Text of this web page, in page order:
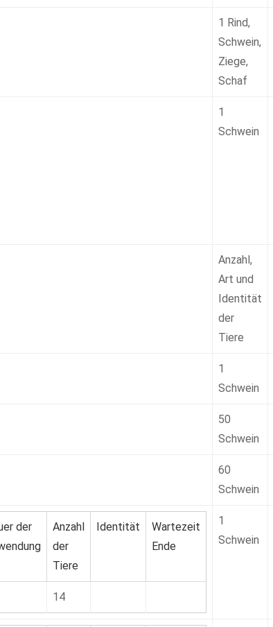
1 Rind,
Schwein,
Ziege,
Schaf
1
Schwein
Anzahl,
Art und
Identität
der
Tiere
1
Schwein
50
Schwein
60
Schwein
der
Anzahl
der
Tiere
Identität
Wartezeit
Ende
14
1
Schwein